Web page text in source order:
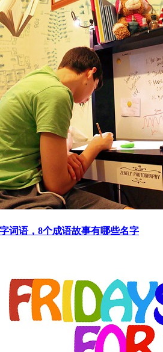
词语，8个成语故事有哪些名字